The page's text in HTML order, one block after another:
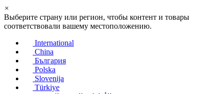
×
Выберите страну или регион, чтобы контент и товары
соответствовали вашему местоположению.
International
China
България
Polska
Slovenija
Türkiye